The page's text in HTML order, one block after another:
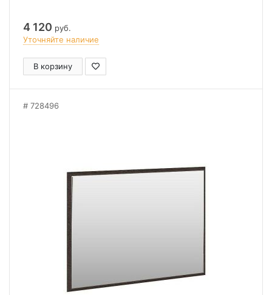
4 120 руб.
Уточняйте наличие
В корзину
728496